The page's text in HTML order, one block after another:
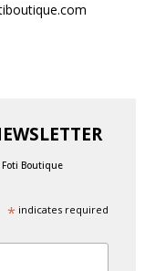
Boutique
*indicates required